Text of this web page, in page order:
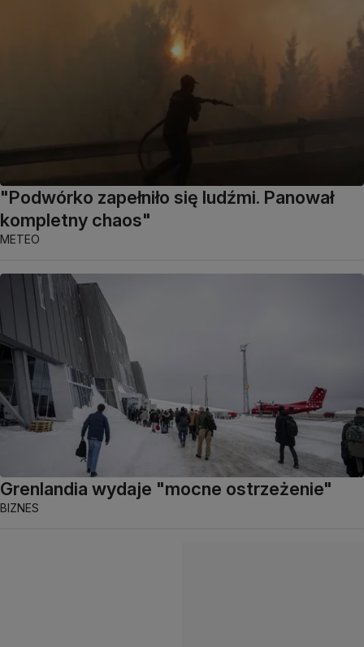
"Podwórko zapełniło się ludźmi. Panował
kompletny chaos"
METEO
Grenlandia wydaje "mocne ostrzeżenie"
BIZNES